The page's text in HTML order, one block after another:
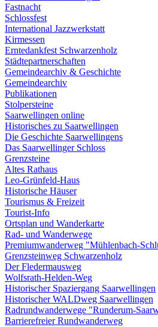
Fastnacht
Schlossfest
International Jazzwerkstatt
Kirmessen
Erntedankfest Schwarzenholz
Städtepartnerschaften
Gemeindearchiv & Geschichte
Gemeindearchiv
Publikationen
Stolpersteine
Saarwellingen online
Historisches zu Saarwellingen
Die Geschichte Saarwellingens
Das Saarwellinger Schloss
Grenzsteine
Altes Rathaus
Leo-Grünfeld-Haus
Historische Häuser
Tourismus & Freizeit
Tourist-Info
Ortsplan und Wanderkarte
Rad- und Wanderwege
Premiumwanderweg "Mühlenbach-
Grenzsteinweg Schwarzenholz
Der Fledermausweg
Wolfsrath-Helden-Weg
Historischer Spaziergang Saarwellingen
Historischer WALDweg Saarwellingen
Radrundwanderwege "Runderum-
Barrierefreier Rundwanderweg